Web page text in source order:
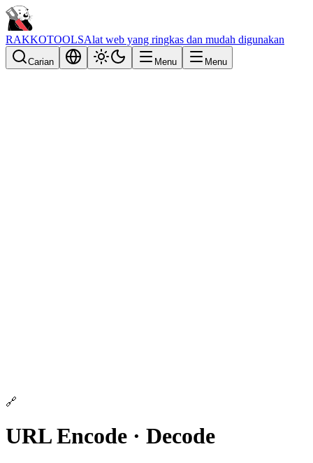
RAKKOTOOLSAlat web yang ringkas dan mudah digunakan
Carian Menu Menu
🔗
URL Encode · Decode